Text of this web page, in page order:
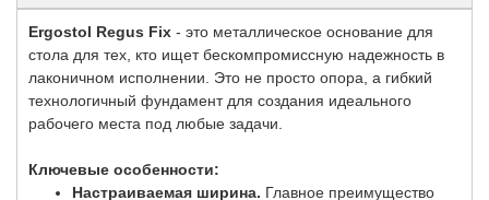
Ergostol Regus Fix - это металлическое основание для
стола для тех, кто ищет бескомпромиссную надежность в
лаконичном исполнении. Это не просто опора, а гибкий
технологичный фундамент для создания идеального
рабочего места под любые задачи.
Ключевые особенности:
Настраиваемая ширина. Главное преимущество